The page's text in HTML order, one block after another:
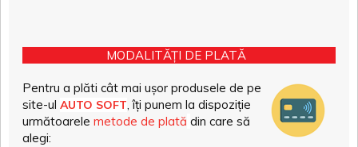
MODALITĂȚI DE PLATĂ
Pentru a plăti cât mai ușor produsele de pe
site-ul AUTO SOFT, îți punem la dispoziție
următoarele metode de plată din care să
alegi: